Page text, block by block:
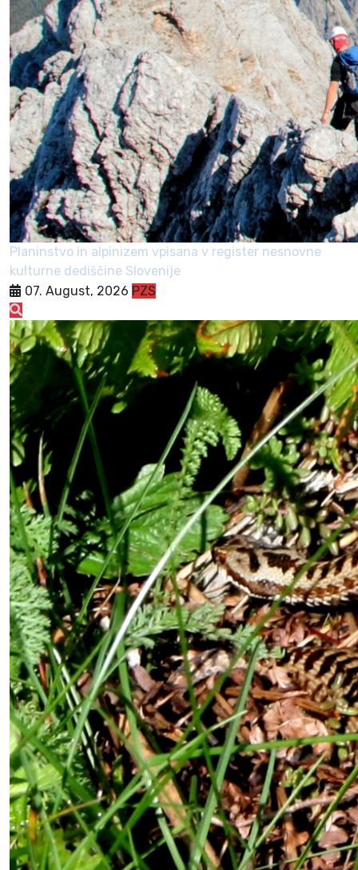
Planinstvo in alpinizem vpisana v register nesnovne
kulturne dediščine Slovenije
07. August, 2026 PZS